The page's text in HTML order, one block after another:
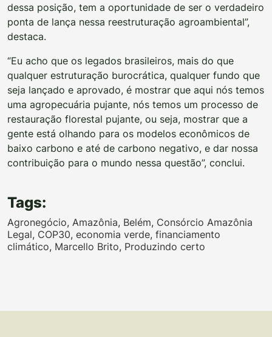
dessa posição, tem a oportunidade de ser o verdadeiro
ponta de lança nessa reestruturação agroambiental”,
destaca.
“Eu acho que os legados brasileiros, mais do que
qualquer estruturação burocrática, qualquer fundo que
seja lançado e aprovado, é mostrar que aqui nós temos
uma agropecuária pujante, nós temos um processo de
restauração florestal pujante, ou seja, mostrar que a
gente está olhando para os modelos econômicos de
baixo carbono e até de carbono negativo, e dar nossa
contribuição para o mundo nessa questão”, conclui.
Tags:
Agronegócio, Amazônia, Belém, Consórcio Amazônia
Legal, COP30, economia verde, financiamento
climático, Marcello Brito, Produzindo certo